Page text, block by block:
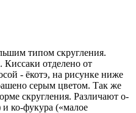
типом скругления.
отделено от
- ёкотэ, на рисунке ниже
серым цветом. Так же
скругления. Различают о-
ко-фукура («малое